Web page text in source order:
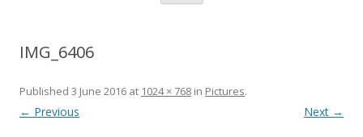
IMG_6406
Published 3 June 2016 at 1024 × 768 in Pictures.
← Previous Next →